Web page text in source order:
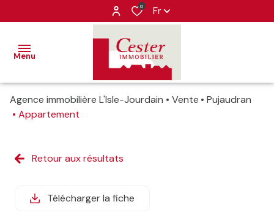
0 Fr
Menu
VENTES
IMMOBILIER
Agence immobilière L'Isle-Jourdain Vente
Pujaudran
Appartement
Retour aux résultats
Télécharger la fiche